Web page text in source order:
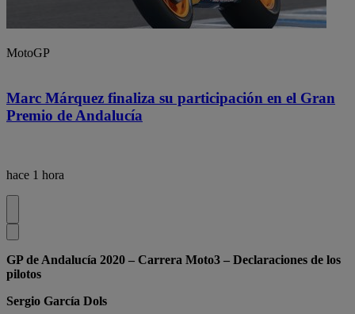
MotoGP
Marc Márquez finaliza su participación en el Gran
Premio de Andalucía
hace 1 hora
GP de Andalucía 2020 – Carrera Moto3 – Declaraciones de los
pilotos
Sergio García Dols